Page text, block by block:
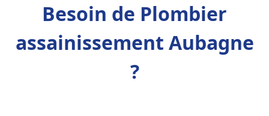
Besoin de Plombier
assainissement Aubagne
?